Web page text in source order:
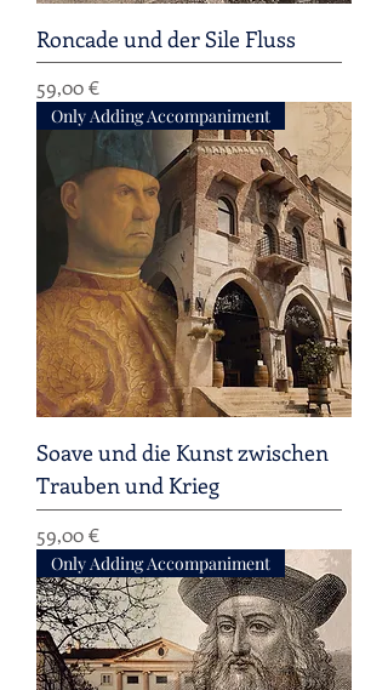
Roncade und der Sile Fluss
Preis
59,00 €
Only Adding Accompaniment
Soave und die Kunst zwischen
Trauben und Krieg
Preis
59,00 €
Only Adding Accompaniment